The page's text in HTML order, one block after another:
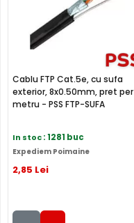
Cablu FTP Cat.5e, cu sufa
exterior, 8x0.50mm, pret per
metru - PSS FTP-SUFA
In stoc: 1281 buc
Expediem Poimaine
2,85 Lei